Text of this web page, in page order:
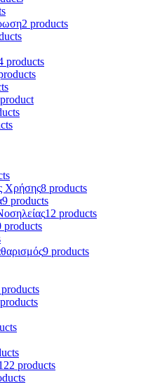
2 products
products
Χρήσης8 products
9 products
12 products
products
9 products
products